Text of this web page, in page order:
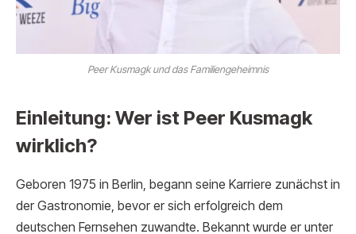
Peer Kusmagk und das Familiengeheimnis
Einleitung: Wer ist Peer Kusmagk
wirklich?
Geboren 1975 in Berlin, begann seine Karriere zunächst in
der Gastronomie, bevor er sich erfolgreich dem
deutschen Fernsehen zuwandte. Bekannt wurde er unter